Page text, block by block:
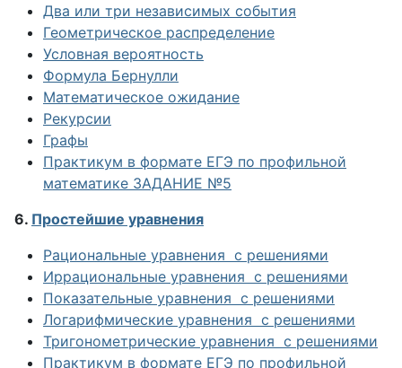
Два или три независимых события
Геометрическое распределение
Условная вероятность
Формула Бернулли
Математическое ожидание
Рекурсии
Графы
Практикум в формате ЕГЭ по профильной
математике ЗАДАНИЕ №5
6. Простейшие уравнения
Рациональные уравнения с решениями
Иррациональные уравнения с решениями
Показательные уравнения с решениями
Логарифмические уравнения с решениями
Тригонометрические уравнения с решениями
Практикум в формате ЕГЭ по профильной